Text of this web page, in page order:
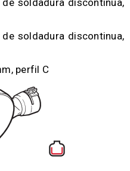
soldadura discontinua,
soldadura discontinua,
perfil C